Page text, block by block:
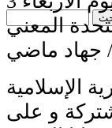
المعني
الإسلامية
و على